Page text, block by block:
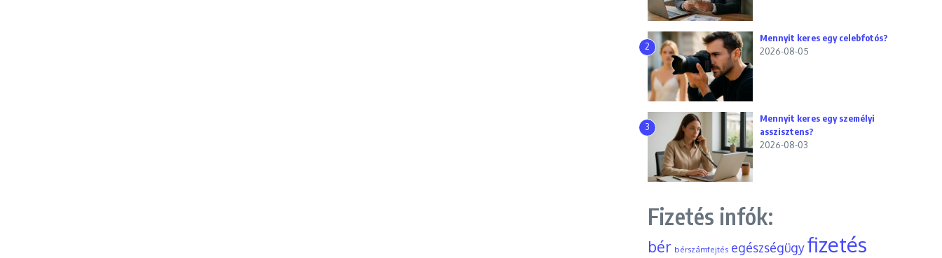
2
Mennyit keres egy celebfotós?
2026-08-05
3
Mennyit keres egy személyi
asszisztens?
2026-08-03
Fizetés infók:
bér bérszámfejtés egészségügyfizetés